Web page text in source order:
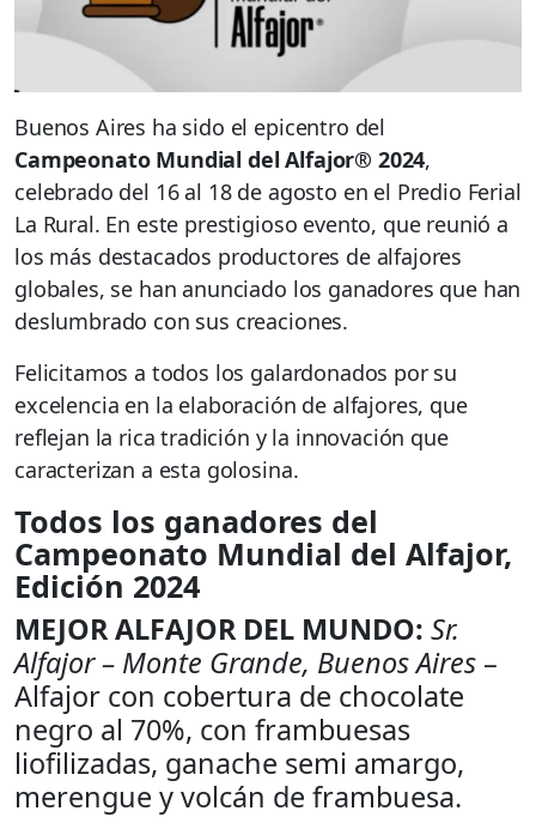
Buenos Aires ha sido el epicentro del
Campeonato Mundial del Alfajor® 2024,
celebrado del 16 al 18 de agosto en el Predio Ferial
La Rural. En este prestigioso evento, que reunió a
los más destacados productores de alfajores
globales, se han anunciado los ganadores que han
deslumbrado con sus creaciones.
Felicitamos a todos los galardonados por su
excelencia en la elaboración de alfajores, que
reflejan la rica tradición y la innovación que
caracterizan a esta golosina.
Todos los ganadores del
Campeonato Mundial del Alfajor,
Edición 2024
MEJOR ALFAJOR DEL MUNDO: Sr.
Alfajor – Monte Grande, Buenos Aires –
Alfajor con cobertura de chocolate
negro al 70%, con frambuesas
liofilizadas, ganache semi amargo,
merengue y volcán de frambuesa.